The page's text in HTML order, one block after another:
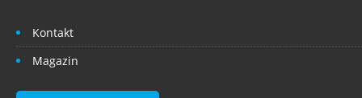
Kontakt
Magazin